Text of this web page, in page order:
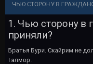
ЧЬЮ СТОРОНУ В
1. Чью сторону в
приняли?
Братья Бури. Скайрим не
Талмор.